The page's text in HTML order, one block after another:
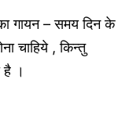
गायन – समय दिन के
चाहिये , किन्तु
है ।